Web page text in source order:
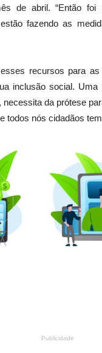
de abril. “Então
fazendo as
recursos para
inclusão social.
da prótese
todos nós cidadãos
Publicidade